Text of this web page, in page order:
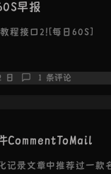
早报
程接口2![每日60S]
日 1 条评论
CommentToMail
记录文章中推荐过一款